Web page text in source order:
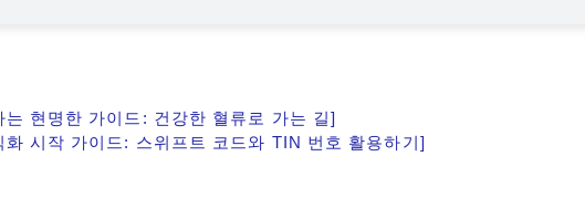
현명한 가이드: 건강한 혈류로 가는 길]
시작 가이드: 스위프트 코드와 TIN 번호 활용하기]